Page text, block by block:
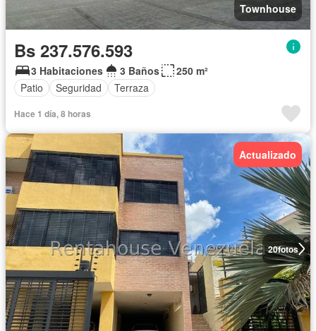
Townhouse
Bs 237.576.593
3 Habitaciones 3 Baños
250 m²
Patio
Seguridad Terraza
Hace 1 día, 8 horas
20fotos
Actualizado